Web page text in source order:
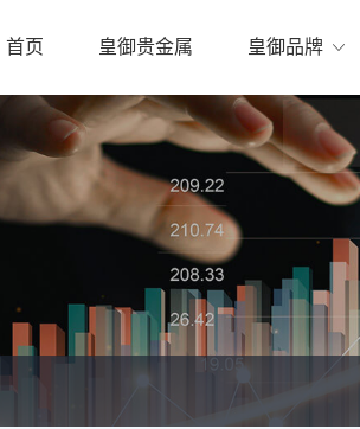
首页 皇御贵金属 皇御品牌